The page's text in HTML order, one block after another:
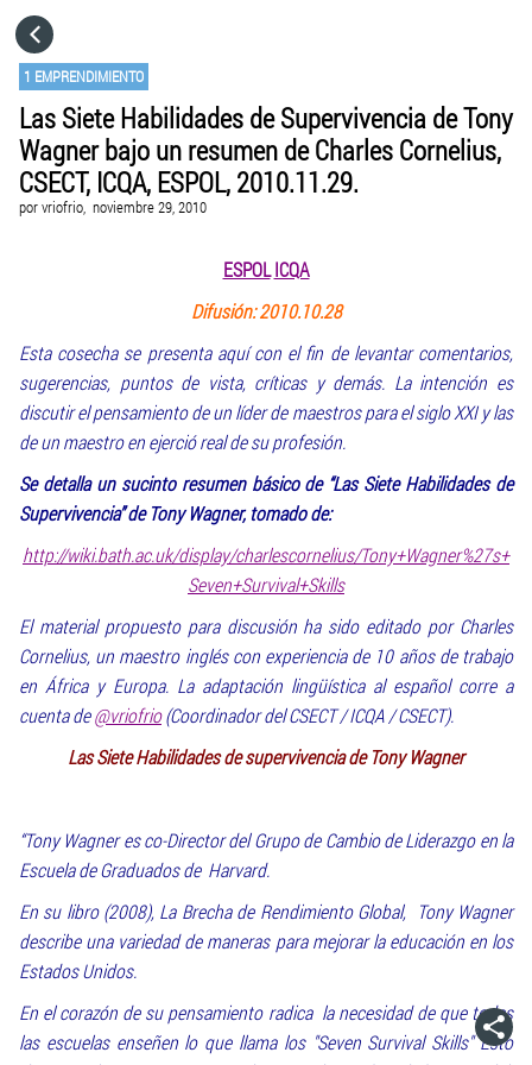
1 EMPRENDIMIENTO
Las Siete Habilidades de Supervivencia de Tony
Wagner bajo un resumen de Charles Cornelius,
CSECT, ICQA, ESPOL, 2010.11.29.
porvriofrio, noviembre 29, 2010
ESPOL ICQA
Difusión: 2010.10.28
Esta cosecha se presenta aquí con el fin de levantar comentarios,
sugerencias, puntos de vista, críticas y demás. La intención es
discutir el pensamiento de un líder de maestros para el siglo XXI y las
de un maestro en ejerció real de su profesión.
Se detalla un sucinto resumen básico de “Las Siete Habilidades de
Supervivencia” de Tony Wagner, tomado de:
http://wiki.bath.ac.uk/display/charlescornelius/Tony+Wagner%27s+
Seven+Survival+Skills
El material propuesto para discusión ha sido editado por Charles
Cornelius, un maestro inglés con experiencia de 10 años de trabajo
en África y Europa. La adaptación lingüística al español corre a
cuenta de@vriofrio(Coordinador del CSECT / ICQA / CSECT).
Las Siete Habilidades de supervivencia de Tony Wagner
“Tony Wagner es co-Director del Grupo de Cambio de Liderazgo en la
Escuela de Graduados de Harvard.
En su libro (2008), La Brecha de Rendimiento Global, Tony Wagner
describe una variedad de maneras para mejorar la educación en los
Estados Unidos.
En el corazón de su pensamiento radica la necesidad de que todas
las escuelas enseñen lo que llama los "Seven Survival Skills" Esto
CATEGORÍAS
IR A
VISITA EL SITIO WEB